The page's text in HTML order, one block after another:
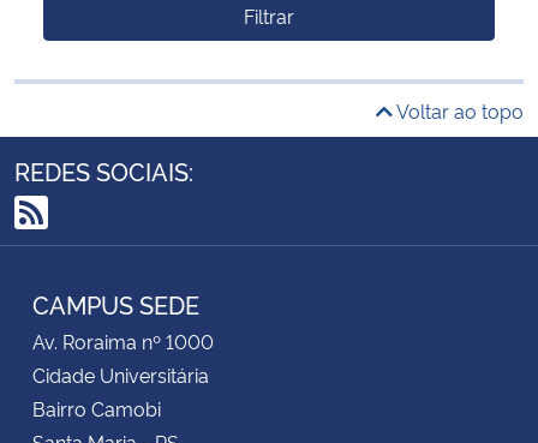
Filtrar
Voltar ao topo
REDES SOCIAIS:
RSS
CAMPUS SEDE
Av. Roraima nº 1000
Cidade Universitária
Bairro Camobi